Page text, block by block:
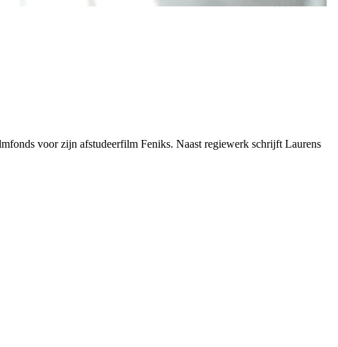
voor zijn afstudeerfilm Feniks. Naast regiewerk schrijft Laurens